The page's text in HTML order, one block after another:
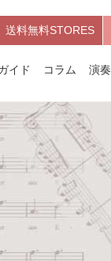
送料無料STORES
イド コラム 演